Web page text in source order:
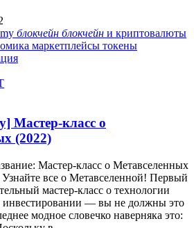
блокчейн блокчейн и криптовалюты
маркетплейсы токены
Мастер-класс о
(2022)
Мастер-класс о Метавселенных
все о Метавселенной! Первый
мастер-класс о технологии
инвестировании — вы не должны это
модное словечко наверняка это: